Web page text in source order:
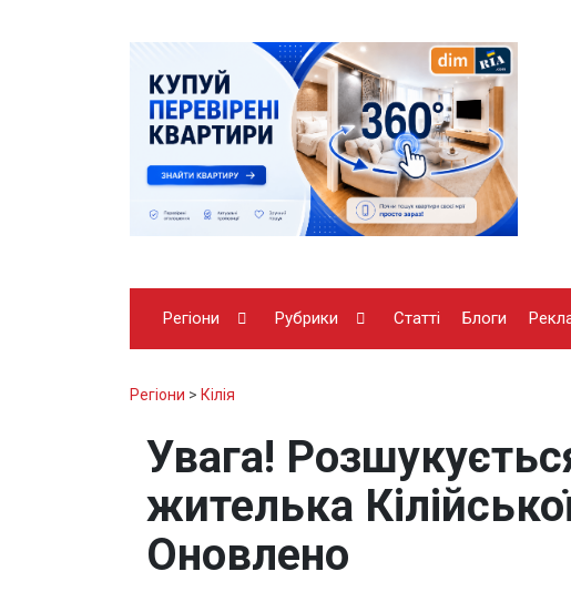
Регіони Рубрики Статті Блоги
Регіони > Кілія
Увага!
жителька
Оновлено